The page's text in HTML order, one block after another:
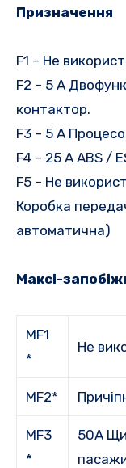
Призначення
F1 – Не
F2 – 5 A
контактор.
F3 – 5 A
F4 – 25 A ABS /
F5 – Не
Коробка
автоматична)
Максі-
MF1
*
Не
MF2*
MF3
*
50A